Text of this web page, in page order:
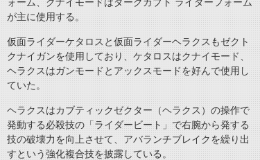
が主に使用する。
仮面ライダーケタロスと仮面ライダーヘラクスもゼクト
クナイガンを使用しており、ケタロスはクナイモード、
ヘラクスはガンモードとアックスモードを好んで使用し
ていた。
ヘラクスはカブティックゼクター（ヘラクス）の操作で
発動する必殺技の「ライダービート」で右腕から発する
技の破壊力を向上させて、アバランチブレイクを繰り出
すという強化複合技を披露している。